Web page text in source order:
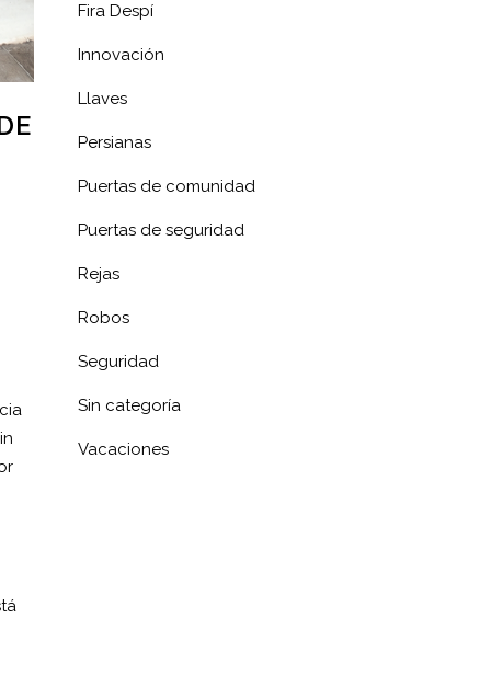
Fira Despí
Innovación
Llaves
Persianas
Puertas de comunidad
Puertas de seguridad
Rejas
Robos
Seguridad
Sin categoría
Vacaciones